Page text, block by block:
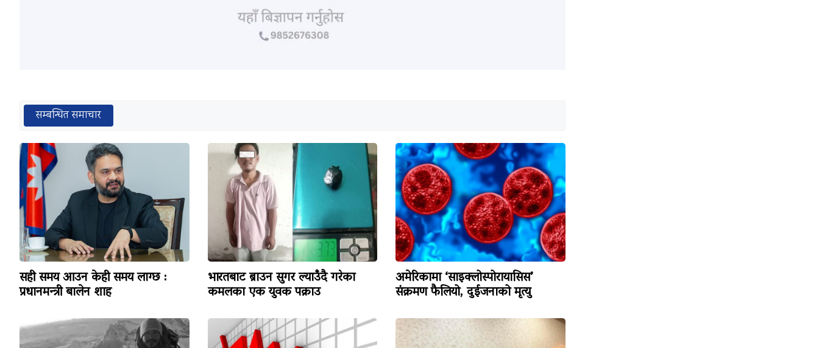
सम्बन्धित समाचार
सही समय आउन केही समय लाग्छ :
प्रधानमन्त्री बालेन शाह
भारतबाट ब्राउन सुगर ल्याउँदै गरेका
कमलका एक युवक पक्राउ
अमेरिकामा ‘साइक्लोस्पोरायासिस’
संक्रमण फैलियो, दुईजनाको मृत्यु